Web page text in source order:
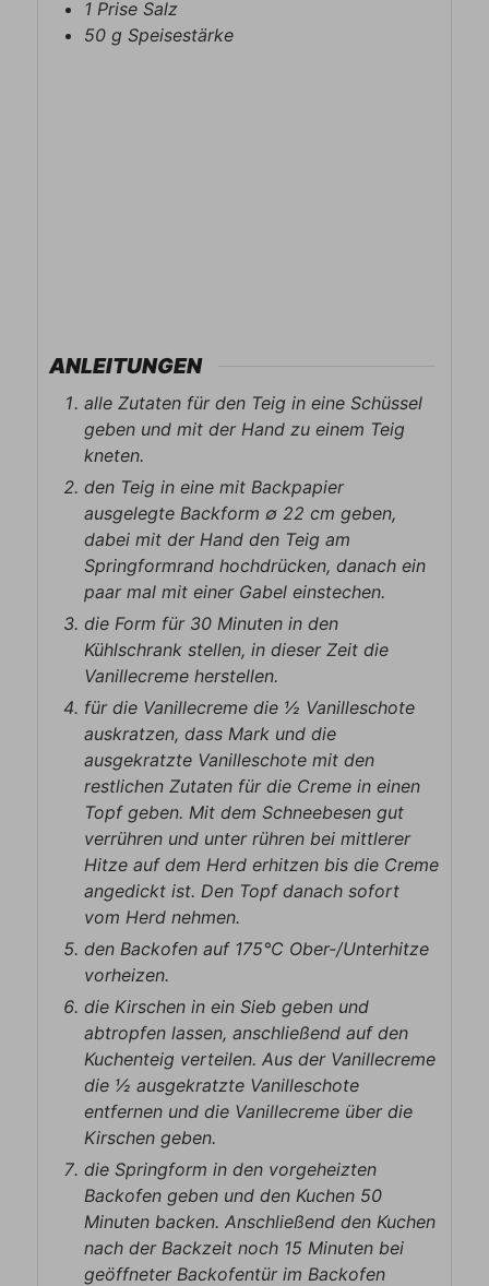
1 Prise Salz
50 g Speisestärke
ANLEITUNGEN
alle Zutaten für den Teig in eine Schüssel
geben und mit der Hand zu einem Teig
kneten.
den Teig in eine mit Backpapier
ausgelegte Backform ∅ 22 cm geben,
dabei mit der Hand den Teig am
Springformrand hochdrücken, danach ein
paar mal mit einer Gabel einstechen.
die Form für 30 Minuten in den
Kühlschrank stellen, in dieser Zeit die
Vanillecreme herstellen.
für die Vanillecreme die ½ Vanilleschote
auskratzen, dass Mark und die
ausgekratzte Vanilleschote mit den
restlichen Zutaten für die Creme in einen
Topf geben. Mit dem Schneebesen gut
verrühren und unter rühren bei mittlerer
Hitze auf dem Herd erhitzen bis die Creme
angedickt ist. Den Topf danach sofort
vom Herd nehmen.
den Backofen auf 175°C Ober-/Unterhitze
vorheizen.
die Kirschen in ein Sieb geben und
abtropfen lassen, anschließend auf den
Kuchenteig verteilen. Aus der Vanillecreme
die ½ ausgekratzte Vanilleschote
entfernen und die Vanillecreme über die
Kirschen geben.
die Springform in den vorgeheizten
Backofen geben und den Kuchen 50
Minuten backen. Anschließend den Kuchen
nach der Backzeit noch 15 Minuten bei
geöffneter Backofentür im Backofen